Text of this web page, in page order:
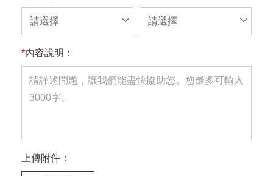
請選擇 請選擇
*內容說明：
上傳附件：